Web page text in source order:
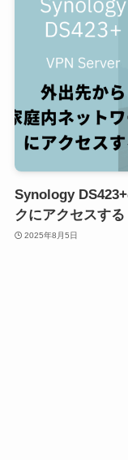
Synology
クにアクセスする
2025年8月5日